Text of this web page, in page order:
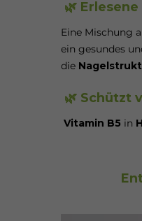
🌿
Eine Mischung
ein gesundes
die
🌿 Schützt
Vitamin B5 in